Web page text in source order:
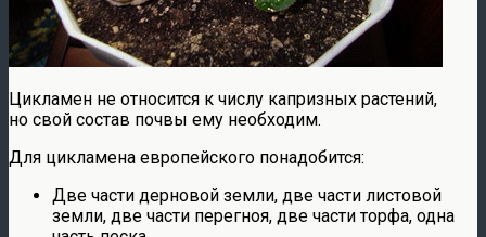
Цикламен не относится к числу капризных растений,
но свой состав почвы ему необходим.
Для цикламена европейского понадобится:
Две части дерновой земли, две части листовой
земли, две части перегноя, две части торфа, одна